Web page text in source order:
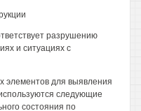
разрушению
и ситуациях с
элементов для выявления
следующие
состояния по